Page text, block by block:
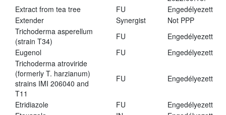
Extract from tea tree
FU
Engedélyezett
Extender
Synergist
Not PPP
Trichoderma asperellum
(strain T34)
FU
Engedélyezett
Eugenol
FU
Engedélyezett
Trichoderma atroviride
(formerly T. harzianum)
strains IMI 206040 and
T11
FU Engedélyezett
Etridiazole FU
Engedélyezett